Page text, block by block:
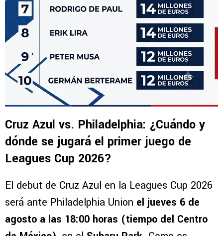
Cruz Azul vs. Philadelphia: ¿Cuándo y
dónde se jugará el primer juego de
Leagues Cup 2026?
El debut de Cruz Azul en la Leagues Cup 2026
será ante Philadelphia Union el jueves 6 de
agosto a las 18:00 horas (tiempo del Centro